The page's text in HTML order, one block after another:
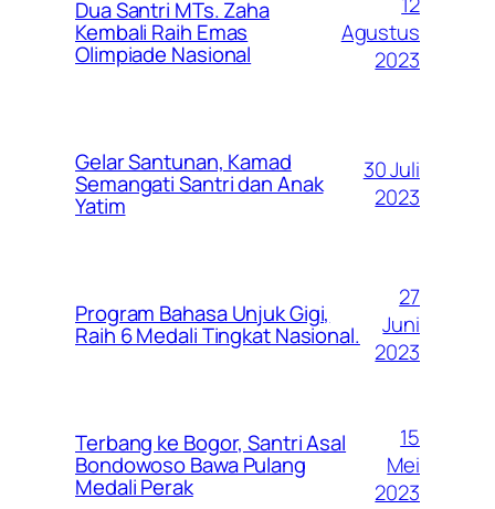
Dua Santri MTs. Zaha
Kembali Raih Emas
Olimpiade Nasional
Agustus
2023
Gelar Santunan, Kamad
Semangati Santri dan Anak
Yatim
30 Juli
2023
Program Bahasa Unjuk Gigi,
Raih 6 Medali Tingkat Nasional.
27
Juni
2023
Terbang ke Bogor, Santri Asal
Bondowoso Bawa Pulang
Medali Perak
15
Mei
2023